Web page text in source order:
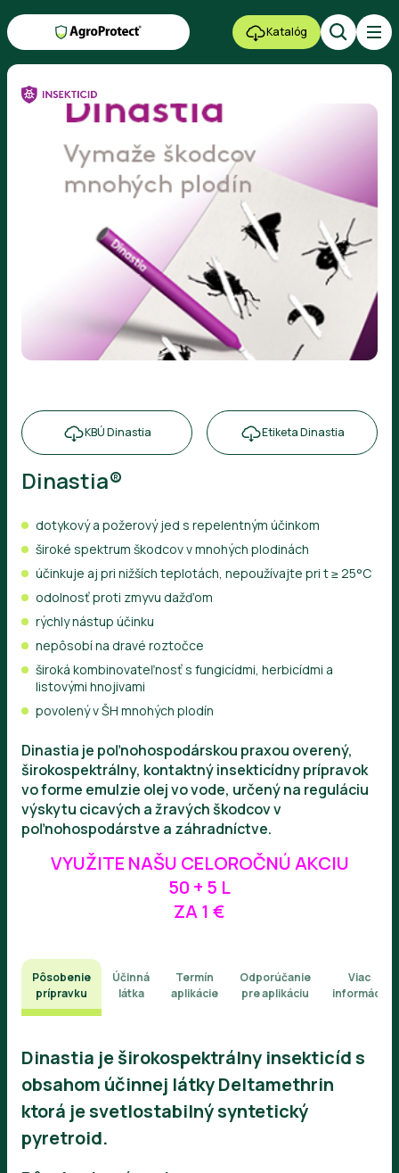
Katalóg
KBÚ Dinastia Etiketa Dinastia
Dinastia®
dotykový a požerový jed s repelentným účinkom
široké spektrum škodcov v mnohých plodinách
účinkuje aj pri nižších teplotách, nepoužívajte pri t ≥ 25°C
odolnosť proti zmyvu dažďom
rýchly nástup účinku
nepôsobí na dravé roztočce
široká kombinovateľnosť s fungicídmi, herbicídmi a
listovými hnojivami
povolený v ŠH mnohých plodín
Dinastia je poľnohospodárskou praxou overený,
širokospektrálny, kontaktný insekticídny prípravok
vo forme emulzie olej vo vode, určený na reguláciu
výskytu cicavých a žravých škodcov v
poľnohospodárstve a záhradníctve.
VYUŽITE NAŠU CELOROČNÚ AKCIU
50 + 5 L
ZA 1 €
Pôsobenie
prípravku
Účinná
látka
Termín
aplikácie
Odporúčanie
pre aplikáciu
Viac
informácií
Dinastia je širokospektrálny insekticíd s
obsahom účinnej látky Deltamethrin
ktorá je svetlostabilný syntetický
pyretroid.